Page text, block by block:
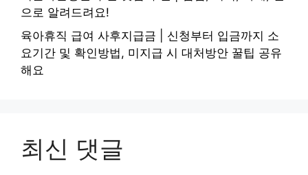
으로 알려드려요!
육아휴직 급여 사후지급금 | 신청부터 입금까지 소
요기간 및 확인방법, 미지급 시 대처방안 꿀팁 공유
해요
최신 댓글